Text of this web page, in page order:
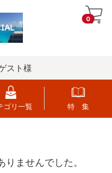
0
スト様
ゴリ一覧 特 集
ませんでした。